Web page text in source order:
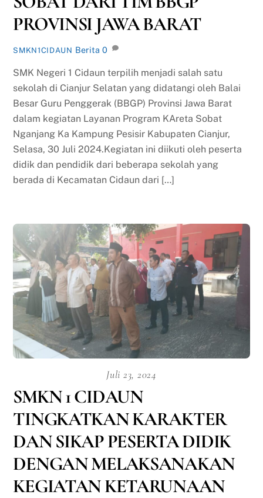
PROVINSI JAWA BARAT
SMKN1CIDAUN Berita 0
SMK Negeri 1 Cidaun terpilih menjadi salah satu
sekolah di Cianjur Selatan yang didatangi oleh Balai
Besar Guru Penggerak (BBGP) Provinsi Jawa Barat
dalam kegiatan Layanan Program KAreta Sobat
Nganjang Ka Kampung Pesisir Kabupaten Cianjur,
Selasa, 30 Juli 2024.Kegiatan ini diikuti oleh peserta
didik dan pendidik dari beberapa sekolah yang
berada di Kecamatan Cidaun dari […]
Juli 23, 2024
SMKN 1 CIDAUN
TINGKATKAN KARAKTER
DAN SIKAP PESERTA DIDIK
DENGAN MELAKSANAKAN
KEGIATAN KETARUNAAN